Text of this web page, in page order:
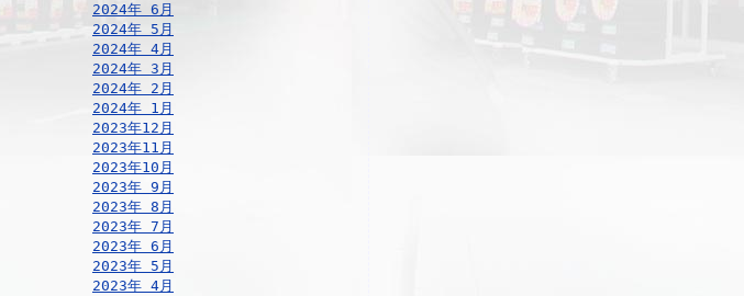
2024年 6月
2024年 5月
2024年 4月
2024年 3月
2024年 2月
2024年 1月
2023年12月
2023年11月
2023年10月
2023年 9月
2023年 8月
2023年 7月
2023年 6月
2023年 5月
2023年 4月